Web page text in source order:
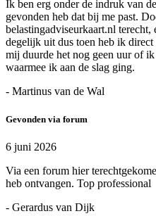
Ik ben erg onder de indruk van
gevonden heb dat bij me past.
belastingadviseurkaart.nl terecht,
degelijk uit dus toen heb ik
mij duurde het nog geen uur of
waarmee ik aan de slag ging.
- Martinus van de Wal
Gevonden via forum
6 juni 2026
Via een forum hier
heb ontvangen. Top professional
- Gerardus van Dijk